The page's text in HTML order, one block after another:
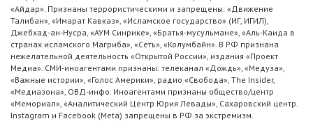
«Айдар». Признаны террористическими и запрещены: «Движение
Талибан», «Имарат Кавказ», «Исламское государство» (ИГ, ИГИЛ),
Джебхад-ан-Нусра, «АУМ Синрике», «Братья-мусульмане», «Аль-Каида в
странах исламского Магриба», «Сеть», «Колумбайн». В РФ признана
нежелательной деятельность «Открытой России», издания «Проект
Медиа». СМИ-иноагентами признаны: телеканал «Дождь», «Медуза»,
«Важные истории», «Голос Америки», радио «Свобода», The Insider,
«Медиазона», ОВД-инфо. Иноагентами признаны общество/центр
«Мемориал», «Аналитический Центр Юрия Левады», Сахаровский центр.
Instagram и Facebook (Metа) запрещены в РФ за экстремизм.